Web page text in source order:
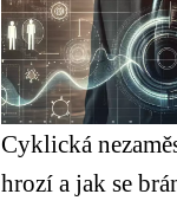
Cyklická
hrozí a jak se